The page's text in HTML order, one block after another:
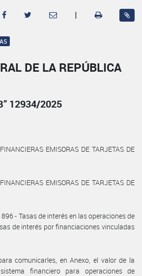
|
DE LA REPÚBLICA
12934/2025
EMISORAS DE TARJETAS DE
EMISORAS DE TARJETAS DE
896 - Tasas de interés en las operaciones de
de interés por financiaciones vinculadas
comunicarles, en Anexo, el valor de la
financiero para operaciones de